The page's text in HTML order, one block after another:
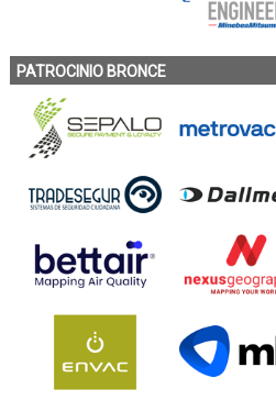
PATROCINIO BRONCE